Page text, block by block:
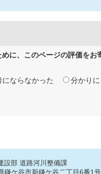
に、このページの評価をお
にならなかった 分かり
設部 道路河川整備課
ケ谷市新鎌ケ谷二丁目6番1号